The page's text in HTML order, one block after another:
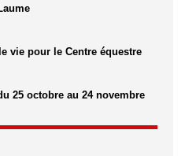
vie pour le Centre équestre
25 octobre au 24 novembre